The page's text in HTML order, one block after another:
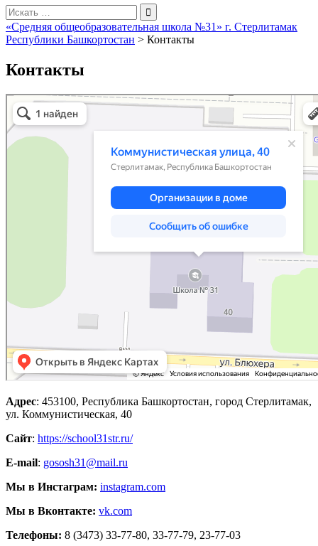
Поиск
для:
«Средняя общеобразовательная школа №31» г. Стерлитамак
Республики Башкортостан > Контакты
Контакты
Адрес: 453100, Республика Башкортостан, город Стерлитамак,
ул. Коммунистическая, 40
Cайт: https://school31str.ru/
E-mail: gososh31@mail.ru
Мы в Инстаграм: instagram.com
Мы в Вконтакте: vk.com
Телефоны: 8 (3473) 33-77-80, 33-77-79, 23-77-03